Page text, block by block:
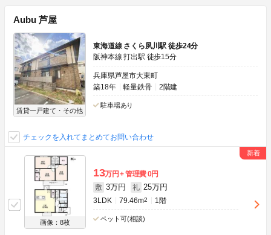
Aubu 芦屋
賃貸一戸建て・その他
東海道線 さくら夙川駅 徒歩24分
阪神本線 打出駅 徒歩15分
兵庫県芦屋市大東町
築18年
軽量鉄骨 2階建
駐車場あり
チェックを入れてまとめてお問い合わせ
画像：8枚
13万円 管理費0円
敷 3万円 礼 25万円
3LDK 79.46m2 1階
ペット可(相談)